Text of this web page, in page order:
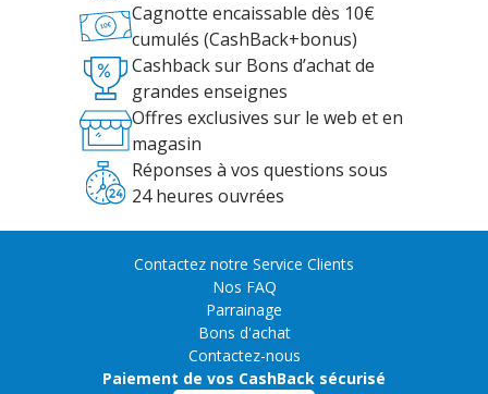
Cagnotte encaissable dès 10€
cumulés (CashBack+bonus)
Cashback sur Bons d’achat de
grandes enseignes
Offres exclusives sur le web et en
magasin
Réponses à vos questions sous
24 heures ouvrées
Contactez notre Service Clients
Nos FAQ
Parrainage
Bons d'achat
Contactez-nous
Paiement de vos CashBack sécurisé